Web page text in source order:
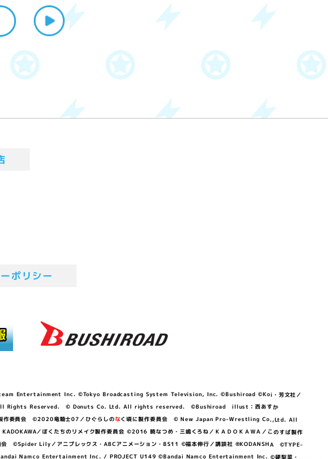
ポリシー
Entertainment Inc. ©Tokyo Broadcasting System Television, Inc. ©Bushiroad ©Koi・芳文社／
All Rights Reserved. © Donuts Co. Ltd. All rights reserved. ©Bushiroad illust：西あすか
作委員会 ©2020竜騎士07／ひぐらしのなく頃に製作委員会 © New Japan Pro-Wrestling Co.,Ltd. All
／ぼくたちのリメイク製作委員会 ©2016 暁なつめ・三嶋くろね／ＫＡＤＯＫＡＷＡ／このすば製作
©Spider Lily／アニプレックス・ABCアニメーション・BS11 ©福本伸行／講談社 ®KODANSHA ©TYPE-
Namco Entertainment Inc. / PROJECT U149 ©Bandai Namco Entertainment Inc. ©硬梨菜・